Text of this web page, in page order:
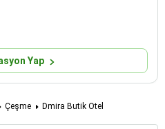
Yap
Çeşme Dmira Butik Otel